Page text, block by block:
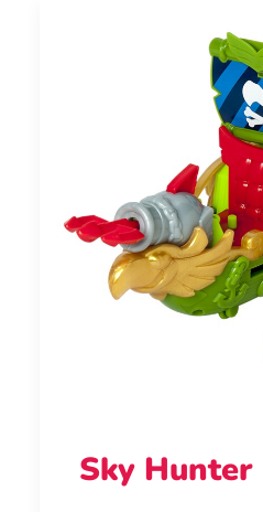
Sky Hunter